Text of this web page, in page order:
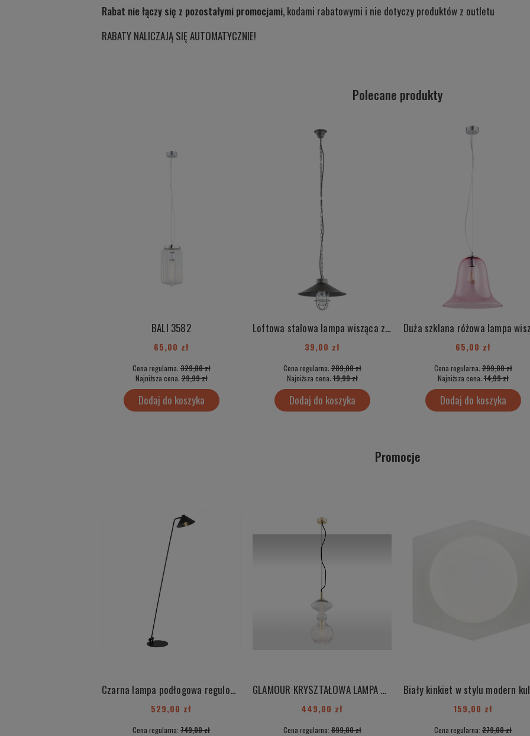
Rabat nie łączy się z pozostałymi promocjami, kodami rabatowymi i nie dotyczy produktów z outletu
RABATY NALICZAJĄ SIĘ AUTOMATYCZNIE!
Polecane produkty
BALI 3582
65,00 zł
Cena regularna:329,00 zł
Najniższa cena:29,99 zł
Dodaj do koszyka
Loftowa stalowa lampa wisząca z elementami chrom industrialna ITAKA 3729
39,00 zł
Cena regularna:289,00 zł
Najniższa cena:19,99 zł
Dodaj do koszyka
65,00 zł
Cena regularna:299,00 zł
Najniższa cena:14,99 zł
Dodaj do koszyka
Promocje
Czarna lampa podłogowa regulowana z włącznikiem żarówka E27 GABIAN 4999
529,00 zł
Cena regularna: 749,00 zł
GLAMOUR KRYSZTAŁOWA LAMPA WISZĄCA Z ELEMENTAMI MOSIĄDZU MALAMBO 4204
449,00 zł
Cena regularna:899,00 zł
159,00 zł
Cena regularna: 279,00 zł